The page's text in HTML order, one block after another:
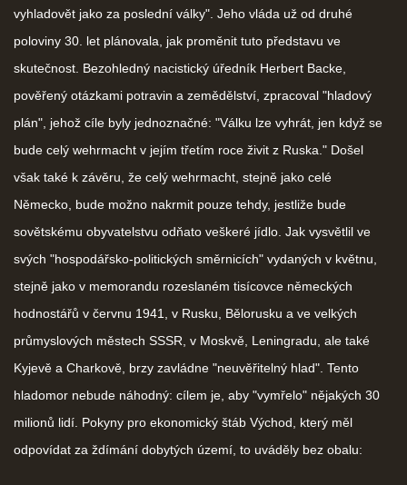
vyhladovět jako za poslední války". Jeho vláda už od druhé
poloviny 30. let plánovala, jak proměnit tuto představu ve
skutečnost. Bezohledný nacistický úředník Herbert Backe,
pověřený otázkami potravin a zemědělství, zpracoval "hladový
plán", jehož cíle byly jednoznačné: "Válku lze vyhrát, jen když se
bude celý wehrmacht v jejím třetím roce živit z Ruska." Došel
však také k závěru, že celý wehrmacht, stejně jako celé
Německo, bude možno nakrmit pouze tehdy, jestliže bude
sovětskému obyvatelstvu odňato veškeré jídlo. Jak vysvětlil ve
svých "hospodářsko-politických směrnicích" vydaných v květnu,
stejně jako v memorandu rozeslaném tisícovce německých
hodnostářů v červnu 1941, v Rusku, Bělorusku a ve velkých
průmyslových městech SSSR, v Moskvě, Leningradu, ale také
Kyjevě a Charkově, brzy zavládne "neuvěřitelný hlad". Tento
hladomor nebude náhodný: cílem je, aby "vymřelo" nějakých 30
milionů lidí. Pokyny pro ekonomický štáb Východ, který měl
odpovídat za ždímání dobytých území, to uváděly bez obalu: